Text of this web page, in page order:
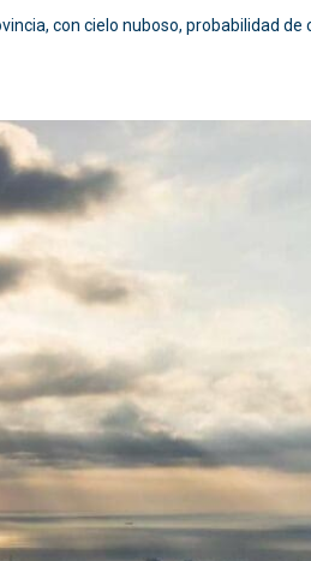
con cielo nuboso, probabilidad